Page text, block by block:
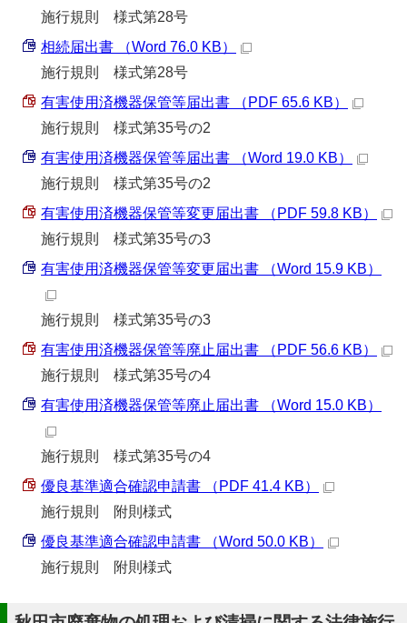
施行規則 様式第28号
相続届出書 （Word 76.0 KB）
施行規則 様式第28号
有害使用済機器保管等届出書 （PDF 65.6 KB）
施行規則 様式第35号の2
有害使用済機器保管等届出書 （Word 19.0 KB）
施行規則 様式第35号の2
有害使用済機器保管等変更届出書 （PDF 59.8 KB）
施行規則 様式第35号の3
有害使用済機器保管等変更届出書 （Word 15.9 KB）
施行規則 様式第35号の3
有害使用済機器保管等廃止届出書 （PDF 56.6 KB）
施行規則 様式第35号の4
有害使用済機器保管等廃止届出書 （Word 15.0 KB）
施行規則 様式第35号の4
優良基準適合確認申請書 （PDF 41.4 KB）
施行規則 附則様式
優良基準適合確認申請書 （Word 50.0 KB）
施行規則 附則様式